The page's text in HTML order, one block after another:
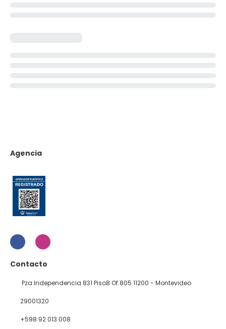
Agencia
Contacto
Pza Independencia 831 Piso8 Of.805 11200 - Montevideo
29001320
+598 92 013 008